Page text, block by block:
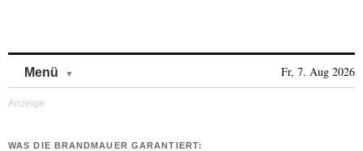
Menü Fr, 7. Aug 2026
WAS DIE BRANDMAUER GARANTIERT: